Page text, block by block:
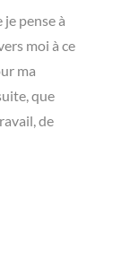
pense à
moi à ce
ma
que
de